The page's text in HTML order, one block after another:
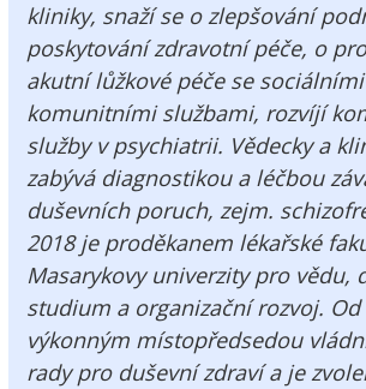
kliniky, snaží se o zlepšování
poskytování zdravotní péče, o
akutní lůžkové péče se sociálními
komunitními službami, rozvíjí
služby v psychiatrii. Vědecky a
zabývá diagnostikou a léčbou
duševních poruch, zejm.
2018 je proděkanem lékařské
Masarykovy univerzitypro vědu,
studium a organizační rozvoj.
výkonným místopředsedou
radypro duševní zdraví a je